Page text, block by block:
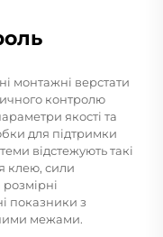
монтажні верстати
контролю
якості та
для підтримки
відстежують такі
клею, сили
показники з
межами.